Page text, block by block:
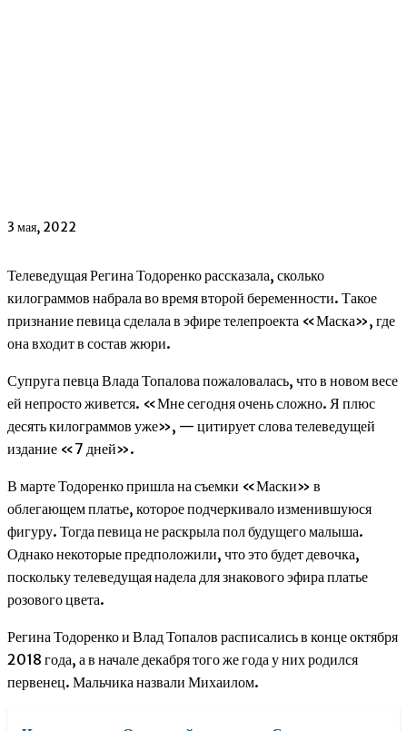
3 мая, 2022
Телеведущая Регина Тодоренко рассказала, сколько
килограммов набрала во время второй беременности. Такое
признание певица сделала в эфире телепроекта «Маска», где
она входит в состав жюри.
Супруга певца Влада Топалова пожаловалась, что в новом весе
ей непросто живется. «Мне сегодня очень сложно. Я плюс
десять килограммов уже», — цитирует слова телеведущей
издание «7 дней».
В марте Тодоренко пришла на съемки «Маски» в
облегающем платье, которое подчеркивало изменившуюся
фигуру. Тогда певица не раскрыла пол будущего малыша.
Однако некоторые предположили, что это будет девочка,
поскольку телеведущая надела для знакового эфира платье
розового цвета.
Регина Тодоренко и Влад Топалов расписались в конце октября
2018 года, а в начале декабря того же года у них родился
первенец. Мальчика назвали Михаилом.